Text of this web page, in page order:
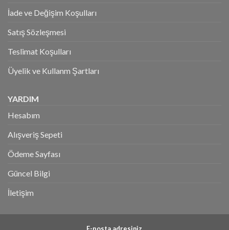
İade ve Değişim Koşulları
Satış Sözleşmesi
Teslimat Koşulları
Üyelik ve Kullanm Şartları
YARDIM
Hesabım
Alışveriş Sepeti
Ödeme Sayfası
Güncel Bilgi
İletişim
E-posta adresiniz